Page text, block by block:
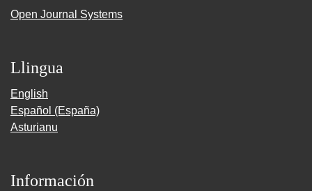
Open Journal Systems
Llingua
English
Español (España)
Asturianu
Información